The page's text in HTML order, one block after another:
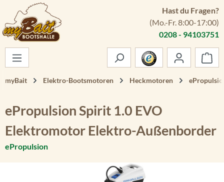
Zum Hauptinhalt springen
Hast du Fragen?
(Mo.-Fr. 8:00-17:00)
0208 - 94103751
myBait Elektro-Bootsmotoren Heckmotoren
ePropulsion Spirit 1.0 EVO
Elektromotor Elektro-Außenborder
ePropulsion